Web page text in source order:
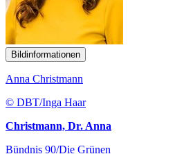
Bildinformationen
Anna Christmann
© DBT/Inga Haar
Christmann, Dr. Anna
Bündnis 90/Die Grünen